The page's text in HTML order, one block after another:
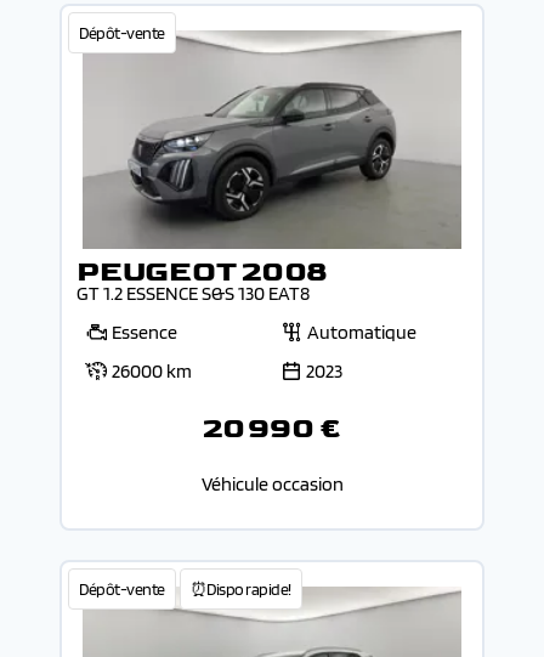
Dépôt-vente
PEUGEOT 2008
GT 1.2 ESSENCE S&S 130 EAT8
Essence
Automatique
26000 km
2023
20 990 €
Véhicule occasion
Dépôt-vente ⏰Dispo rapide!